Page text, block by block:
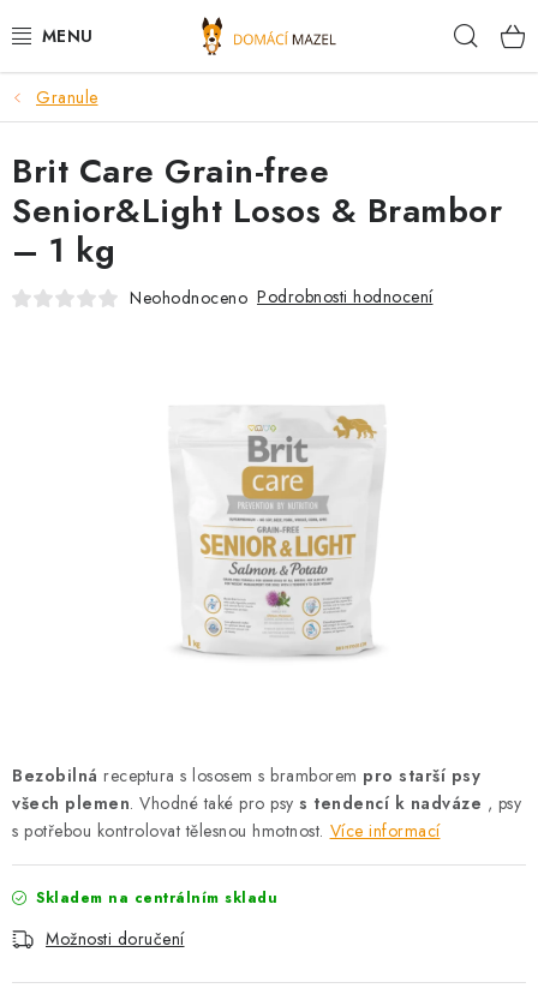
na
DOPORUČUJEME
VÝPRODEJ SKLADU
PSI
KOČKY
DOPRAVA PO OSTRAVĚ, HLUČÍNĚ A OKOLÍ
Obchodní podmínky
Zásady zpracování osobních údajů
Věrnostní slevy
Granule
Bezobilná receptura s lososem s bramborem pro starší psy
všech plemen. Vhodné také pro psy s tendencí k nadváze , psy
s potřebou kontrolovat tělesnou hmotnost. Více informací
Skladem na centrálním skladu
Možnosti doručení
Brit Care Grain-free
Senior&Light Losos & Brambor
– 1 kg
Neohodnoceno Podrobnosti hodnocení